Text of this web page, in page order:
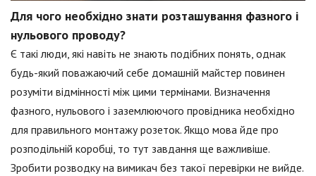
Для чого необхідно знати розташування фазного і
нульового проводу?
Є такі люди, які навіть не знають подібних понять, однак
будь-який поважаючий себе домашній майстер повинен
розуміти відмінності між цими термінами. Визначення
фазного, нульового і заземлюючого провідника необхідно
для правильного монтажу розеток. Якщо мова йде про
розподільній коробці, то тут завдання ще важливіше.
Зробити розводку на вимикач без такої перевірки не вийде.